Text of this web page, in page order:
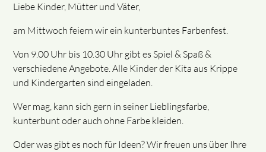
Liebe Kinder, Mütter und Väter,
am Mittwoch feiern wir ein kunterbuntes Farbenfest.
Von 9.00 Uhr bis 10.30 Uhr gibt es Spiel & Spaß &
verschiedene Angebote. Alle Kinder der Kita aus Krippe
und Kindergarten sind eingeladen.
Wer mag, kann sich gern in seiner Lieblingsfarbe,
kunterbunt oder auch ohne Farbe kleiden.
Oder was gibt es noch für Ideen? Wir freuen uns über Ihre